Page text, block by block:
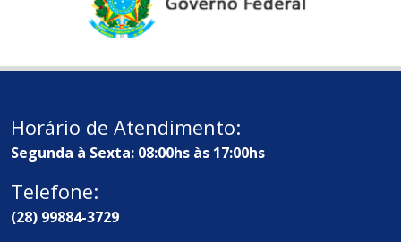
Horário de Atendimento:
Segunda à Sexta: 08:00hs às 17:00hs
Telefone:
(28) 99884-3729